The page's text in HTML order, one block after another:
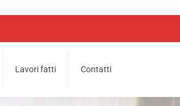
Lavori fatti Contatti